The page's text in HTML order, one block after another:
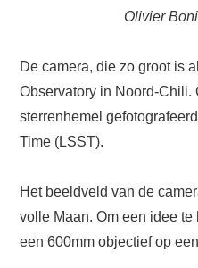
Olivier
De camera, die zo groot is
Observatory in Noord-Chili.
sterrenhemel
Time (LSST).
Het beeldveld van de
volle Maan. Om een idee
een 600mm objectief op